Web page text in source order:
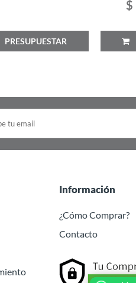
PRESUPUESTAR
$
Información
¿Cómo Comprar?
Contacto